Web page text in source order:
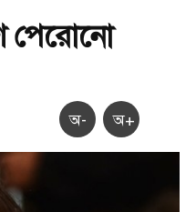
পেরোনো
অ- অ+